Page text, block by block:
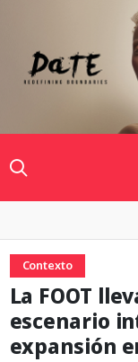
Contexto
La FOOT
escenario
expansión